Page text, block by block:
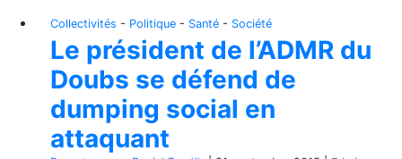
Collectivités - Politique - Santé - Société
Le président de l’ADMR du
Doubs se défend de
dumping social en
attaquant